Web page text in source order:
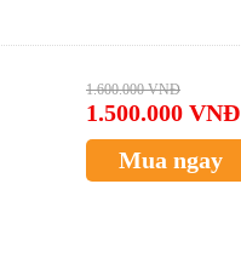
1.600.000 VNĐ
1.500.000 VNĐ
Mua ngay